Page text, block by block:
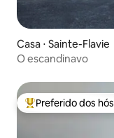
Casa ⋅ Sainte-Flavie
O escandinavo
Entre os melhores
Preferido dos